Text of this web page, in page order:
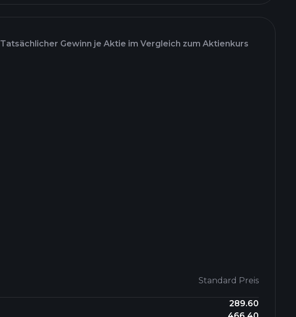
Tatsächlicher Gewinn je Aktie im Vergleich zum Aktienkurs
Standard Preis
289.60